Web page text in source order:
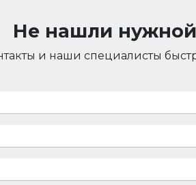
Не нашли
и наши специалисты